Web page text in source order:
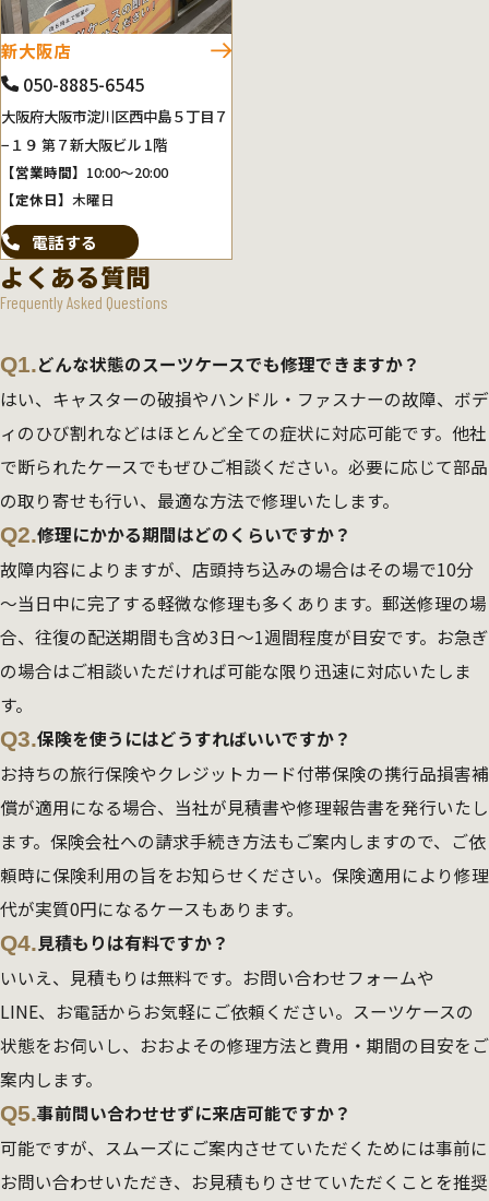
新大阪店
050-8885-6545
大阪府大阪市淀川区西中島５丁目７
−１９ 第７新大阪ビル 1階
【営業時間】 10:00～20:00
【定休日】 木曜日
電話する
よくある質問
Frequently Asked Questions
Q1.どんな状態のスーツケースでも修理できますか？
はい、キャスターの破損やハンドル・ファスナーの故障、ボデ
ィのひび割れなどはほとんど全ての症状に対応可能です。他社
で断られたケースでもぜひご相談ください。必要に応じて部品
の取り寄せも行い、最適な方法で修理いたします。
Q2.修理にかかる期間はどのくらいですか？
故障内容によりますが、店頭持ち込みの場合はその場で10分
～当日中に完了する軽微な修理も多くあります。郵送修理の場
合、往復の配送期間も含め3日～1週間程度が目安です。お急ぎ
の場合はご相談いただければ可能な限り迅速に対応いたしま
す。
Q3.保険を使うにはどうすればいいですか？
お持ちの旅行保険やクレジットカード付帯保険の携行品損害補
償が適用になる場合、当社が見積書や修理報告書を発行いたし
ます。保険会社への請求手続き方法もご案内しますので、ご依
頼時に保険利用の旨をお知らせください。保険適用により修理
代が実質0円になるケースもあります。
Q4.見積もりは有料ですか？
いいえ、見積もりは無料です。お問い合わせフォームや
LINE、お電話からお気軽にご依頼ください。スーツケースの
状態をお伺いし、おおよその修理方法と費用・期間の目安をご
案内します。
Q5.事前問い合わせせずに来店可能ですか？
可能ですが、スムーズにご案内させていただくためには事前に
お問い合わせいただき、お見積もりさせていただくことを推奨